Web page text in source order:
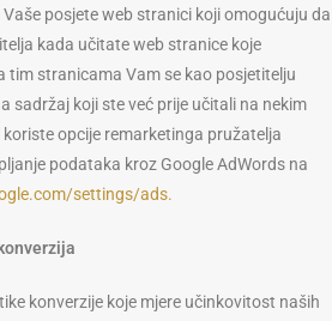
posjete web stranici koji omogućuju da
kada učitate web stranice koje
tim stranicama Vam se kao posjetitelju
sadržaj koji ste već prije učitali na nekim
opcije remarketinga pružatelja
podataka kroz Google AdWords na
settings/ads.
konverzije koje mjere učinkovitost naših